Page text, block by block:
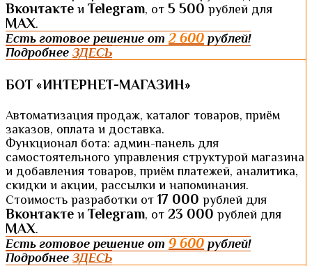
Вконтакте и Telegram, от 5 500 рублей для
MAX.
Есть готовое решение от 2 600 рублей!
Подробнее ЗДЕСЬ
БОТ «ИНТЕРНЕТ-МАГАЗИН»
Автоматизация продаж, каталог товаров, приём
заказов, оплата и доставка.
Функционал бота: админ-панель для
самостоятельного управления структурой магазина
и добавления товаров, приём платежей, аналитика,
скидки и акции, рассылки и напоминания.
Стоимость разработки от 17 000 рублей для
Вконтакте и Telegram, от 23 000 рублей для
MAX.
Есть готовое решение от 9 600 рублей!
Подробнее ЗДЕСЬ